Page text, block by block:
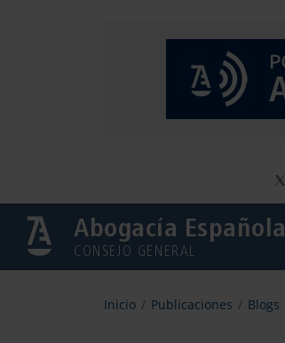
Abogacía Española
CONSEJO GENERAL
Inicio Publicaciones Blogs